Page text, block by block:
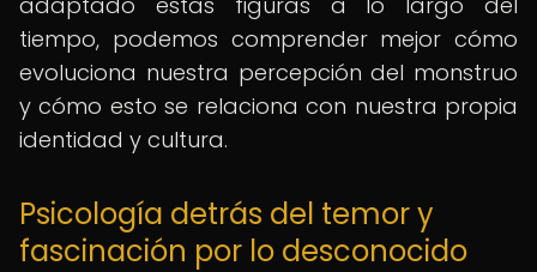
tiempo, podemos comprender mejor cómo
evoluciona nuestra percepción del monstruo
y cómo esto se relaciona con nuestra propia
identidad y cultura.
Psicología detrás del temor y
fascinación por lo desconocido